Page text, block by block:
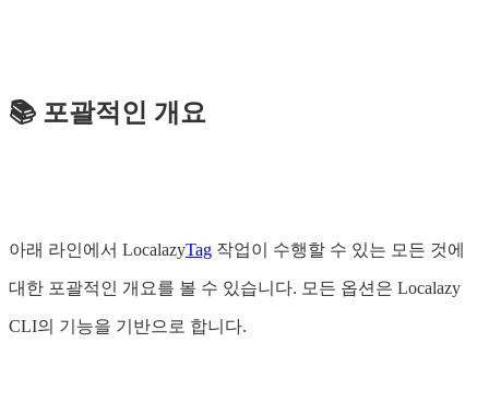
📚 포괄적인 개요
아래 라인에서 LocalazyTag 작업이 수행할 수 있는 모든 것에
대한 포괄적인 개요를 볼 수 있습니다. 모든 옵션은 Localazy
CLI의 기능을 기반으로 합니다.